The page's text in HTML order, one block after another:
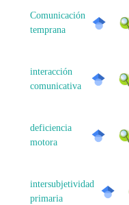
Comunicación
temprana
interacción
comunicativa
deficiencia
motora
intersubjetividad
primaria